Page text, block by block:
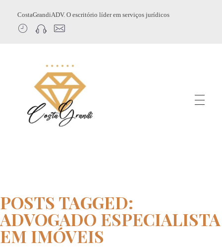
CostaGrandiADV. O escritório líder em serviços jurídicos
POSTS TAGGED:
ADVOGADO ESPECIALISTA
EM IMÓVEIS